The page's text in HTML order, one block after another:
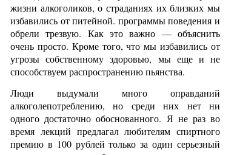
жизни алкоголиков, о страданиях их близких мы
избавились от питейной. программы поведения и
обрели трезвую. Как это важно — объяснить
очень просто. Кроме того, что мы избавились от
угрозы собственному здоровью, мы еще и не
способствуем распространению пьянства.
Люди выдумали много оправданий
алкоголепотреблению, но среди них нет ни
одного достаточно обоснованного. Я не раз во
время лекций предлагал любителям спиртного
премию в 100 рублей только за один серьезный